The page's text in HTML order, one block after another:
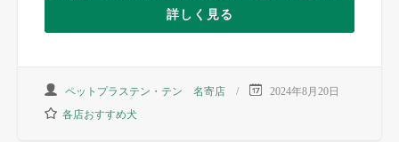
詳しく見る
ペットプラステン・テン 名寄店
2024年8月20日
各店おすすめ犬